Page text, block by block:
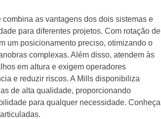
as vantagens dos dois sistemas e
para diferentes projetos. Com rotação de
um posicionamento preciso, otimizando o
complexas. Além disso, atendem às
em altura e exigem operadores
e reduzir riscos. A Mills disponibiliza
de alta qualidade, proporcionando
para qualquer necessidade. Conheça